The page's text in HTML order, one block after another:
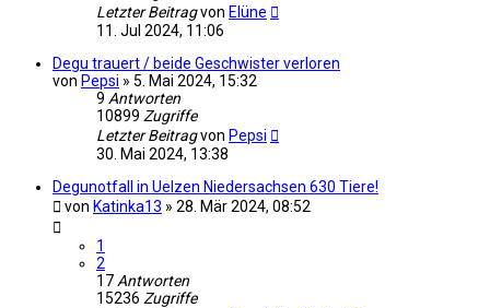
Letzter Beitragvon Elüne
11. Jul 2024, 11:06
Degu trauert / beide Geschwister verloren
von Pepsi » 5. Mai 2024, 15:32
9 Antworten
10899 Zugriffe
Letzter Beitragvon Pepsi
30. Mai 2024, 13:38
Degunotfall in Uelzen Niedersachsen 630 Tiere!
von Katinka13 » 28. Mär 2024, 08:52
1
2
17 Antworten
15236 Zugriffe